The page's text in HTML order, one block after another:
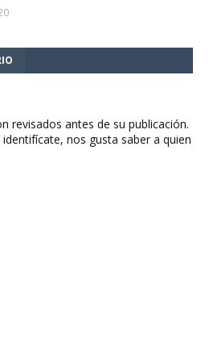
revisados antes de su publicación.
nos gusta saber a quien